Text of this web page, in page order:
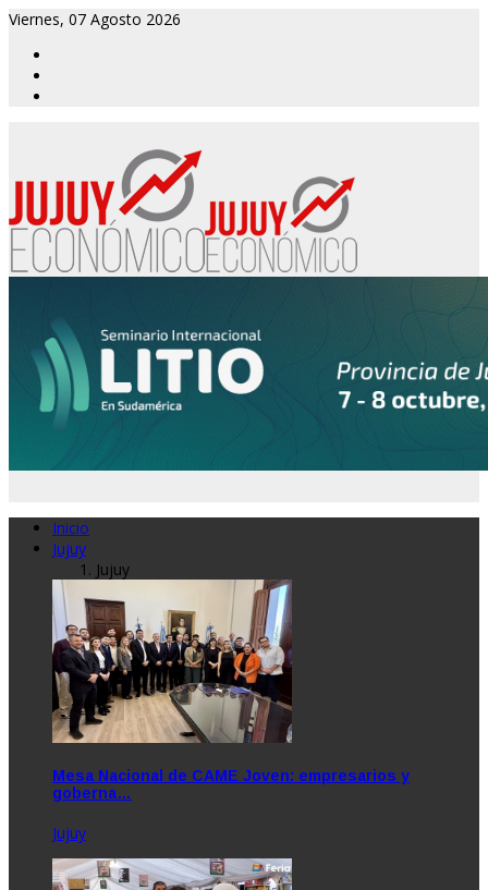
Viernes, 07 Agosto 2026
Inicio
Jujuy
Jujuy
Mesa Nacional de CAME Joven: empresarios y
goberna…
Jujuy